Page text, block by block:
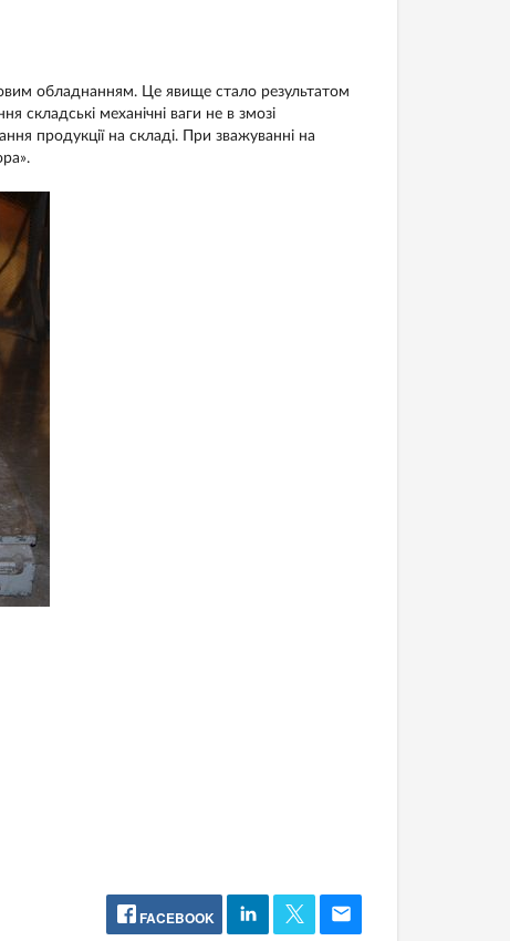
обладнанням. Це явище стало результатом
складські механічні ваги не в змозі
продукції на складі. При зважуванні на
FACEBOOK